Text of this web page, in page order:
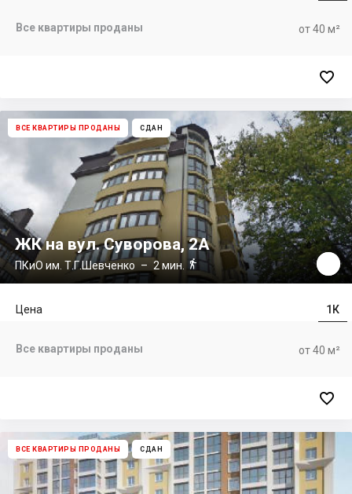
от 40 м²
Все квартиры проданы

ВСЕ КВАРТИРЫ ПРОДАНЫ СДАН
ЖК на вул. Суворова, 2А
ПКиО им. Т.Г.Шевченко – 2 мин. 
1К
Цена
от 40 м²
Все квартиры проданы

ВСЕ КВАРТИРЫ ПРОДАНЫ СДАН